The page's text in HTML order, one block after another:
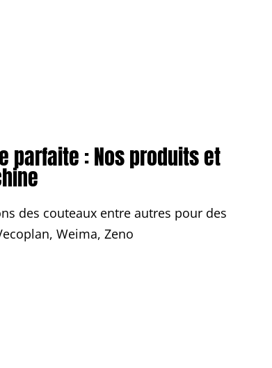
parfaite : Nos produits et
des couteaux entre autres pour des
Weima, Zeno